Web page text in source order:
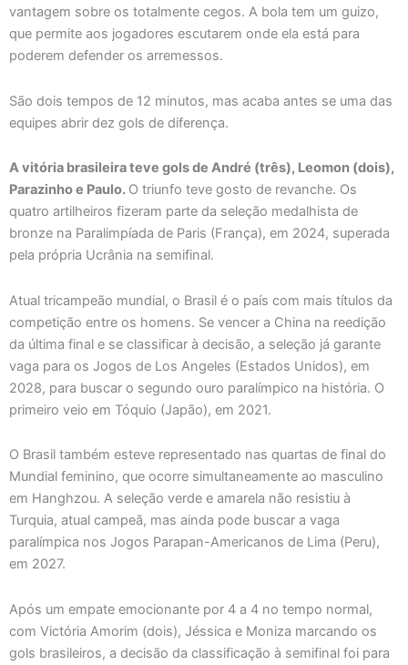
vantagem sobre os totalmente cegos. A bola tem um guizo,
que permite aos jogadores escutarem onde ela está para
poderem defender os arremessos.
São dois tempos de 12 minutos, mas acaba antes se uma das
equipes abrir dez gols de diferença.
A vitória brasileira teve gols de André (três), Leomon (dois),
Parazinho e Paulo. O triunfo teve gosto de revanche. Os
quatro artilheiros fizeram parte da seleção medalhista de
bronze na Paralimpíada de Paris (França), em 2024, superada
pela própria Ucrânia na semifinal.
Atual tricampeão mundial, o Brasil é o país com mais títulos da
competição entre os homens. Se vencer a China na reedição
da última final e se classificar à decisão, a seleção já garante
vaga para os Jogos de Los Angeles (Estados Unidos), em
2028, para buscar o segundo ouro paralímpico na história. O
primeiro veio em Tóquio (Japão), em 2021.
O Brasil também esteve representado nas quartas de final do
Mundial feminino, que ocorre simultaneamente ao masculino
em Hanghzou. A seleção verde e amarela não resistiu à
Turquia, atual campeã, mas ainda pode buscar a vaga
paralímpica nos Jogos Parapan-Americanos de Lima (Peru),
em 2027.
Após um empate emocionante por 4 a 4 no tempo normal,
com Victória Amorim (dois), Jéssica e Moniza marcando os
gols brasileiros, a decisão da classificação à semifinal foi para